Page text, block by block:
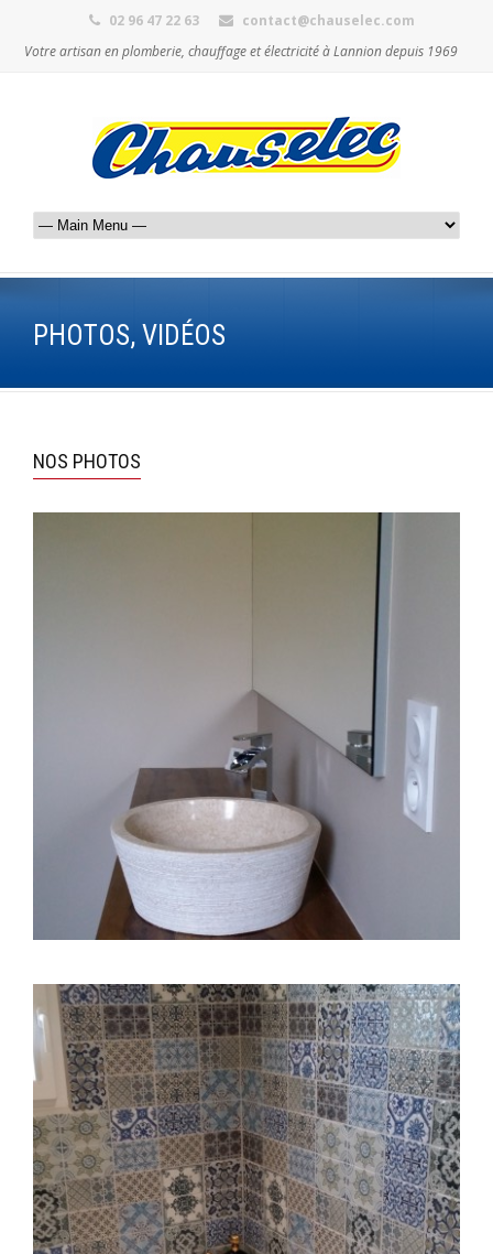
02 96 47 22 63
contact@chauselec.com
Votre artisan en plomberie, chauffage et électricité à Lannion depuis 1969
PHOTOS, VIDÉOS
NOS PHOTOS